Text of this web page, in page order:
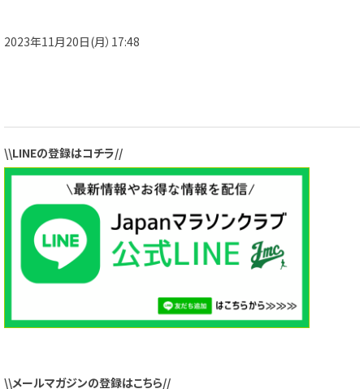
2023年11月20日(月）17:48
\\LINEの登録はコチラ//
\\メールマガジンの登録はこちら//